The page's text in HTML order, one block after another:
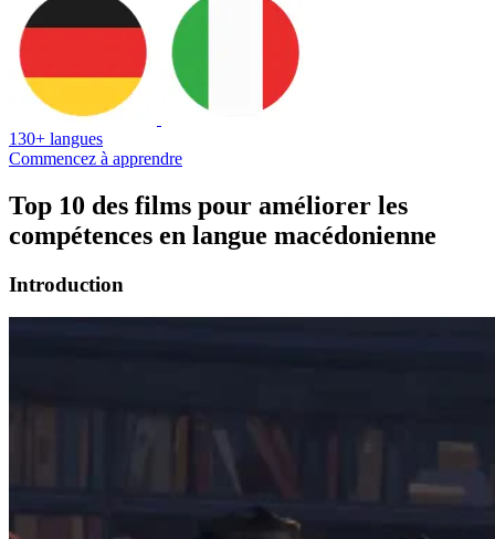
130+ langues
Commencez à apprendre
Top 10 des films pour améliorer les
compétences en langue macédonienne
Introduction